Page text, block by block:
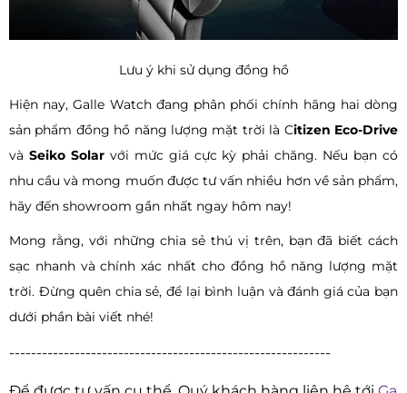
Lưu ý khi sử dụng đồng hồ
Hiện nay, Galle Watch đang phân phối chính hãng hai dòng
sản phẩm đồng hồ năng lượng mặt trời là Citizen Eco-Drive
và Seiko Solarvới mức giá cực kỳ phải chăng. Nếu bạn có
nhu cầu và mong muốn được tư vấn nhiều hơn về sản phẩm,
hãy đến showroom gần nhất ngay hôm nay!
Mong rằng, với những chia sẻ thú vị trên, bạn đã biết cách
sạc nhanh và chính xác nhất cho đồng hồ năng lượng mặt
trời. Đừng quên chia sẻ, để lại bình luận và đánh giá của bạn
dưới phần bài viết nhé!
-----------------------------------------------------------